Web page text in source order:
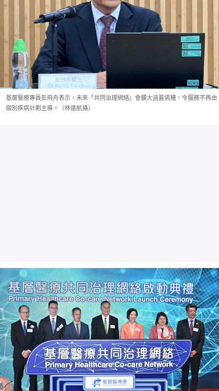
基層醫療專員彭飛舟表示，未來「共同治理網絡」會擴大涵蓋病種，令服務不再由
個別疾病計劃主導。（林遠航攝）